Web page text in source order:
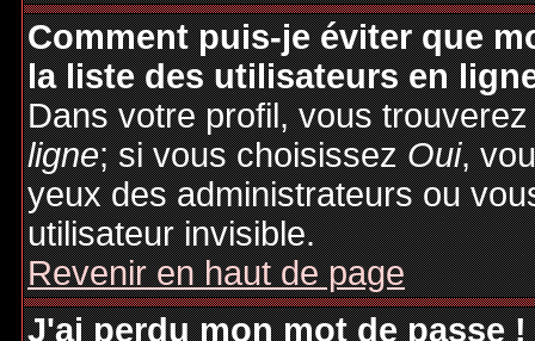
Comment puis-je éviter que
la liste des utilisateurs en
Dans votre profil, vous
ligne; si vous choisissezOui,
yeux des administrateurs ou
utilisateur invisible.
Revenir en haut de page
J'ai perdu mon mot de passe !